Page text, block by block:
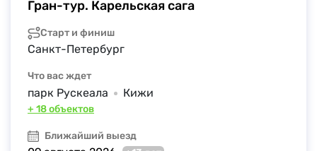
Гран-тур. Карельская сага
Старт и финиш
Санкт-Петербург
Что вас ждет
парк Рускеала Кижи
+ 18 объектов
Ближайший выезд